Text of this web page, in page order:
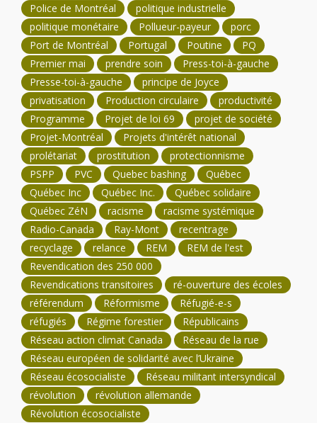
Police de Montréal
politique industrielle
politique monétaire
Pollueur-payeur
porc
Port de Montréal
Portugal Poutine
PQ
Premier mai
prendre soin
Press-toi-à-gauche
Presse-toi-à-gauche
principe de Joyce
privatisation
Production circulaire
productivité
Programme
Projet de loi 69
projet de société
Projet-Montréal
Projets d'intérêt national
prolétariat
prostitution
protectionnisme
PSPP
PVC Quebec bashing
Québec
Québec Inc
Québec Inc.
Québec solidaire
Québec ZéN
racisme
racisme systémique
Radio-Canada
Ray-Mont
recentrage
recyclage
relance REM
REM de l'est
Revendication des 250 000
Revendications transitoires
ré-ouverture des écoles
référendum
Réformisme
Réfugié-e-s
réfugiés
Régime forestier
Républicains
Réseau action climat Canada
Réseau de la rue
Réseau européen de solidarité avec l’Ukraine
Réseau écosocialiste
Réseau militant intersyndical
révolution
révolution allemande
Révolution écosocialiste